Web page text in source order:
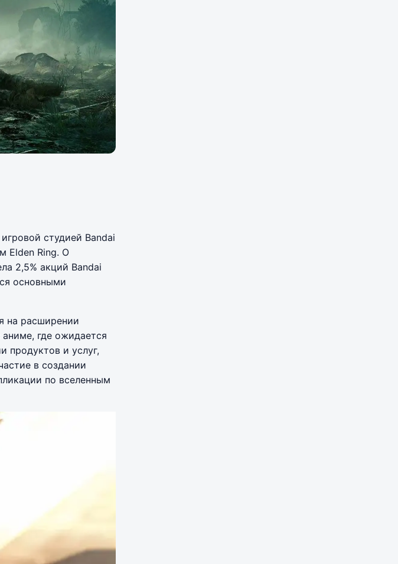
студией Bandai
Elden Ring. О
2,5% акций Bandai
основными
на расширении
где ожидается
продуктов и услуг,
в создании
по вселенным